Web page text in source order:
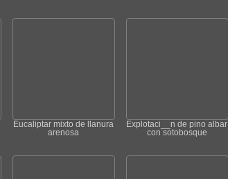
Eucaliptar mixto de llanura
arenosa
Explotaci__n de pino albar
con sotobosque